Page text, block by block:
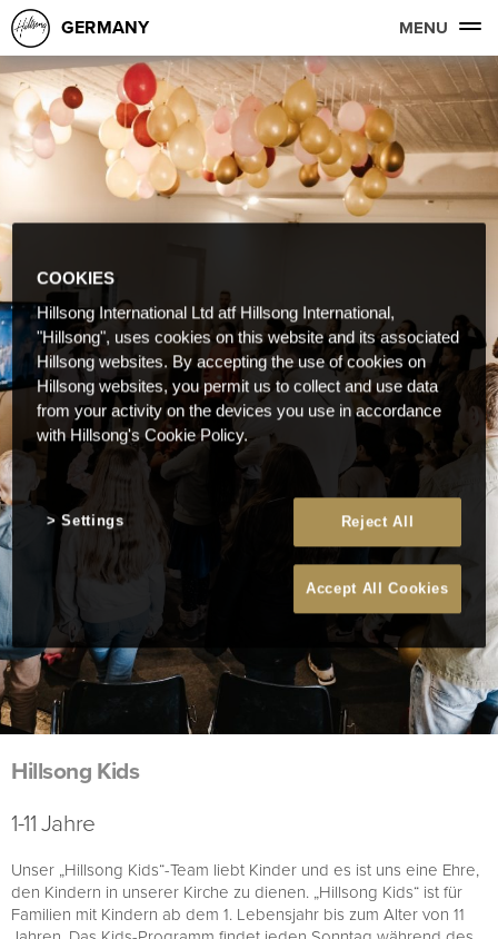
GERMANY MENU
Hillsong Kids
1-11 Jahre
Unser „Hillsong Kids“-Team liebt Kinder und es ist uns eine Ehre,
den Kindern in unserer Kirche zu dienen. „Hillsong Kids“ ist für
Familien mit Kindern ab dem 1. Lebensjahr bis zum Alter von 11
COOKIES
Hillsong International Ltd atf Hillsong International,
"Hillsong", uses cookies on this website and its associated
Hillsong websites. By accepting the use of cookies on
Hillsong websites, you permit us to collect and use data
from your activity on the devices you use in accordance
with Hillsong's Cookie Policy.
Reject All
Accept All Cookies
Settings